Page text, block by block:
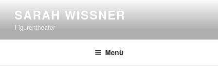
Inhalt
springen
SARAH WISSNER
Figurentheater
Menü